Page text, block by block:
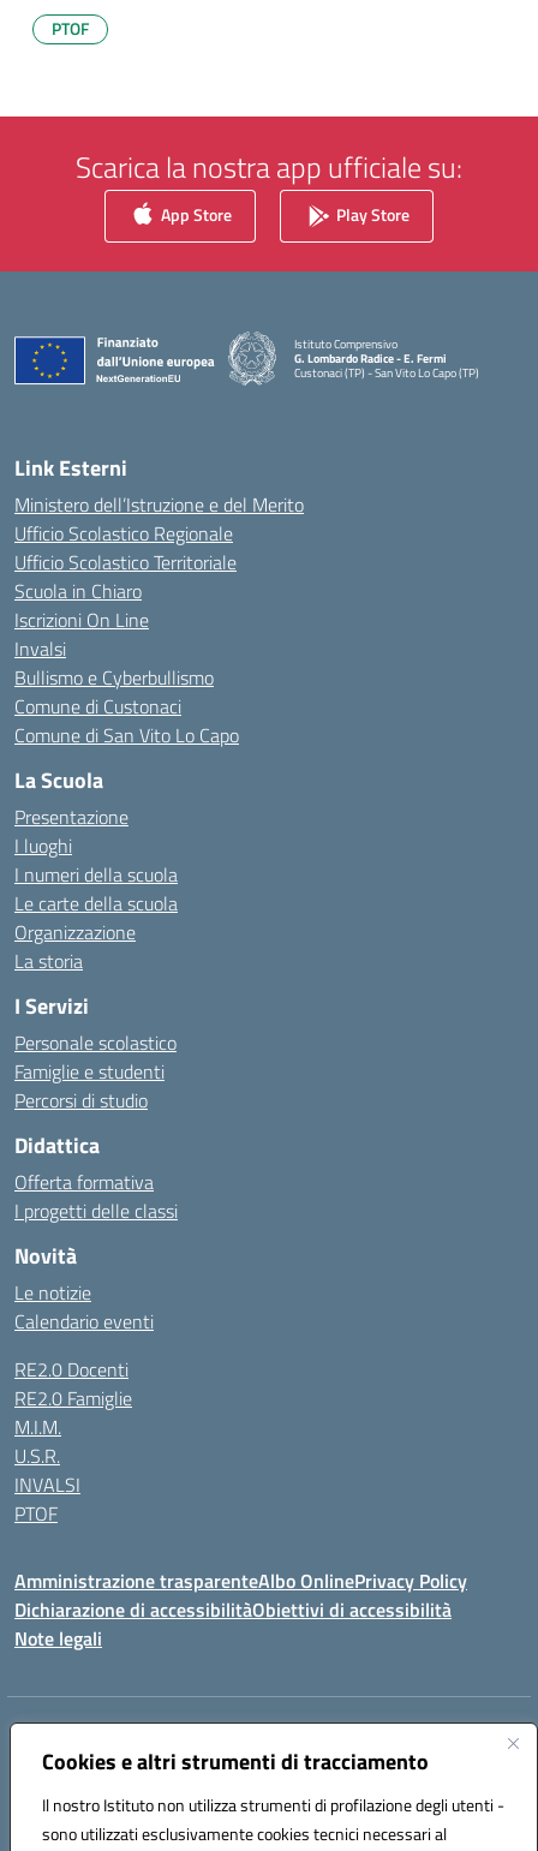
Cookies e altri strumenti di tracciamento
Il nostro Istituto non utilizza strumenti di profilazione degli utenti -
sono utilizzati esclusivamente cookies tecnici necessari al
PTOF
Scarica la nostra app ufficiale su:
App Store Play Store
Istituto Comprensivo
G. Lombardo Radice - E. Fermi
Custonaci (TP) - San Vito Lo Capo (TP)
— Visita la pagina iniziale della scuola
Link Esterni
Ministero dell’Istruzione e del Merito
Ufficio Scolastico Regionale
Ufficio Scolastico Territoriale
Scuola in Chiaro
Iscrizioni On Line
Invalsi
Bullismo e Cyberbullismo
Comune di Custonaci
Comune di San Vito Lo Capo
La Scuola
Presentazione
I luoghi
I numeri della scuola
Le carte della scuola
Organizzazione
La storia
I Servizi
Personale scolastico
Famiglie e studenti
Percorsi di studio
Didattica
Offerta formativa
I progetti delle classi
Novità
Le notizie
Calendario eventi
RE2.0 Docenti
RE2.0 Famiglie
M.I.M.
U.S.R.
INVALSI
PTOF
Amministrazione trasparenteAlbo OnlinePrivacy Policy
Dichiarazione di accessibilitàObiettivi di accessibilità
Note legali
Indirizzo:
Centralino:09231872080 Email:tpic80900q@istruzione.it
Codice fiscale: 80006340816